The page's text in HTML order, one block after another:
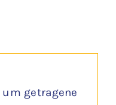
getragene